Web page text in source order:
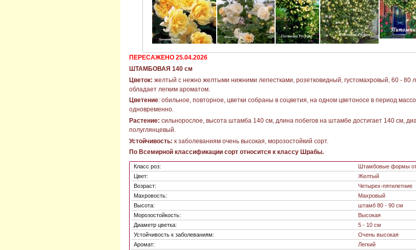
ПЕРЕСАЖЕНО 25.04.2026
ШТАМБОВАЯ 140 см
Цветок: желтый с нежно желтыми нижними лепестками, розетковидный, густомахровый, 60 - 80
обладает легким ароматом.
Цветение: обильное, повторное, цветки собраны в соцветия, на одном цветоносе в период
одновременно.
Растение: сильнорослое, высота штамба 140 см, длина побегов на штамбе достигает 140 см,
полуглянцевый.
Устойчивость: к заболеваниям очень высокая, морозостойкий сорт.
По Всемирной классификации сорт относится к классу Шрабы.
Класс роз:
Штамбовые формы
Цвет:
Желтый
Возраст:
Четырех-пятилетние
Махровость:
Махровый
Высота:
штамб 80 - 90 см
Морозостойкость:
Высокая
Диаметр цветка:
5 - 10 см
Устойчивость к заболеваниям:
Очень высокая
Аромат:
Легкий